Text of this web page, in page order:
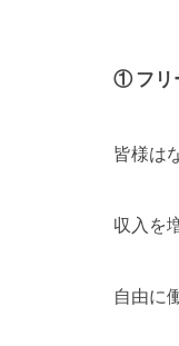
① フリ
皆様は
収入を
自由に